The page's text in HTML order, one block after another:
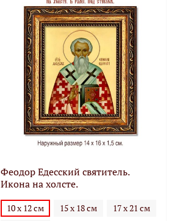
Феодор Едесский святитель.
Икона на холсте.
10 х 12 см 15 х 18 см
17 х 21 см